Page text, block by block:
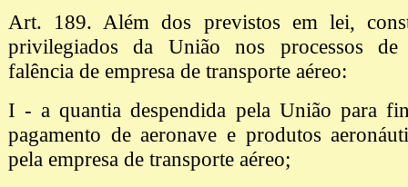
Art. 189. Além dos previstos em lei,
privilegiados da União nos processos
falência de empresa de transporte aéreo:
I - a quantia despendida pela União para
pagamento de aeronave e produtos
pela empresa de transporte aéreo;